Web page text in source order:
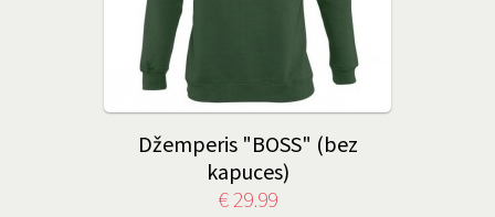
Džemperis "BOSS" (bez
kapuces)
€ 29.99